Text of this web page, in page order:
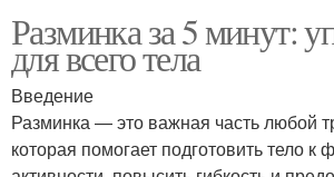
Разминка за 5 минут:
для всего тела
Введение
Разминка — это важная часть любой
которая помогает подготовить тело к